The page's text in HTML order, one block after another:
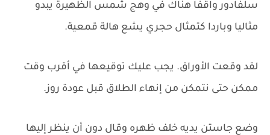
سلفادور واقفا هناك في وهج شمس الظهيرة يبدو
مثاليا وباردا كتمثال حجري يشع هالة قمعية.
لقد وقعت الأوراق. يجب عليك توقيعها في أقرب وقت
ممكن حتى نتمكن من إنهاء الطلاق قبل عودة روز.
وضع جاستن يديه خلف ظهره وقال دون أن ينظر إليها